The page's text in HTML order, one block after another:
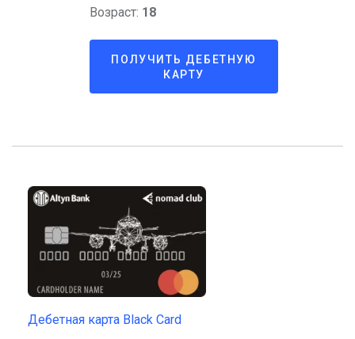
Возраст: 18
ПОЛУЧИТЬ ДЕБЕТНУЮ
КАРТУ
Дебетная карта Black Card